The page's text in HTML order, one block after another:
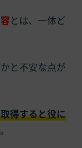
とは、一体ど
と不安な点が
得すると役に
。